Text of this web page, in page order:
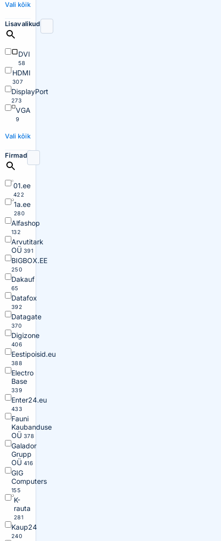
Vali kõik
Lisavalikud
DVI
58
HDMI
307
DisplayPort
273
VGA
9
Vali kõik
Firmad
01.ee
422
1a.ee
280
Alfashop
132
Arvutitark
OÜ 391
BIGBOX.EE
250
Dakauf
65
Datafox
392
Datagate
370
Digizone
406
Eestipoisid.eu
388
Electro
Base
339
Enter24.eu
433
Fauni
Kaubanduse
OÜ 378
Galador
Grupp
OÜ 416
GIG
Computers
155
K-
rauta
281
Kaup24
240